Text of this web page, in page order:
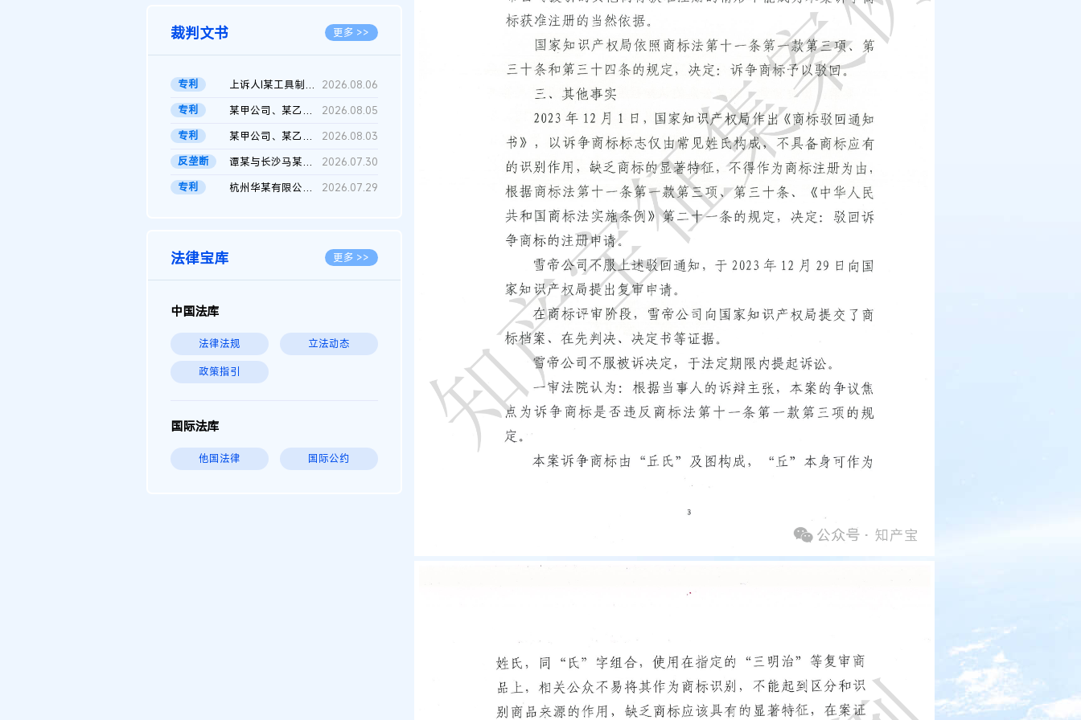
裁判文书 更多 >>
专利 上诉人I某工具制品有限公司与被上诉人程某及一审被告中华人民共和...
2026.08.06
专利
某甲公司、某乙公司、某丙公司申请诉前行为保全复议裁定书
2026.08.05
专利
某甲公司、某乙公司、官某与某丙公司专利申请权权属纠纷 二审判决...
2026.08.03
反垄断
谭某与长沙马某堆农产品股份有限公司滥用市场支配地位纠纷二审裁...
2026.07.30
专利
杭州华某有限公司与菲某有限公司侵害发明专利权纠纷 2026.07.29
法律宝库 更多 >>
中国法库
法律法规 立法动态
政策指引
国际法库
他国法律 国际公约